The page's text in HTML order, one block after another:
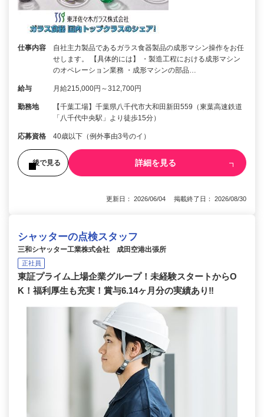
仕事内容
自社主力製品であるガラス食器製品の成形マシン操作をお任
せします。 【具体的には】 ・製造工程における成形マシン
のオペレーション業務 ・成形マシンの部品…
給与 月給215,000円～312,700円
勤務地
【千葉工場】千葉県八千代市大和田新田559（東葉高速鉄道
「八千代中央駅」より徒歩15分）
応募資格 40歳以下（例外事由3号のイ）
後で見る 詳細を見る
更新日： 2026/06/04 掲載終了日： 2026/08/30
シャッターの点検スタッフ
三和シヤッター工業株式会社 成田空港出張所
正社員
東証プライム上場企業グループ！未経験スタートからO
K！福利厚生も充実！賞与6.14ヶ月分の実績あり‼